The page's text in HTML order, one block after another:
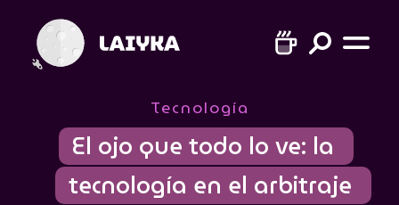
Tecnología
El ojo que todo lo ve: la
tecnología en el arbitraje